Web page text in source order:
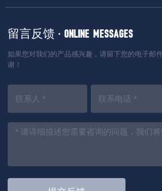
留言反馈 · ONLINE MESSAGES
如果您对我们的产品感兴趣，请留下您的电子邮
谢！